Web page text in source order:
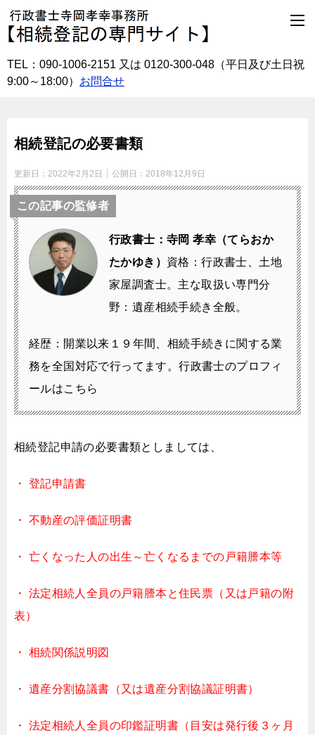
TEL：090-1006-2151 又は 0120-300-048 （平日及び土日祝
9:00～18:00） お問合せ
相続登記の必要書類
更新日： 2022年2月2日 公開日： 2018年12月9日
この記事の監修者
行政書士：寺岡 孝幸（てらおか
たかゆき） 資格：行政書士、土地
家屋調査士。 主な取扱い専門分
野：遺産相続手続き全般。
経歴：開業以来１９年間、相続手続きに関する業
務を全国対応で行ってます。行政書士のプロフィ
ールはこちら
相続登記申請の必要書類としましては、
・ 登記申請書
・ 不動産の評価証明書
・ 亡くなった人の出生～亡くなるまでの戸籍謄本等
・ 法定相続人全員の戸籍謄本と住民票（又は戸籍の附
表）
・ 相続関係説明図
・ 遺産分割協議書（又は遺産分割協議証明書）
・ 法定相続人全員の印鑑証明書（目安は発行後３ヶ月